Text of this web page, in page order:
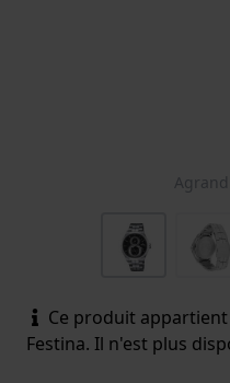
Ce produit
Festina. Il n'est plus